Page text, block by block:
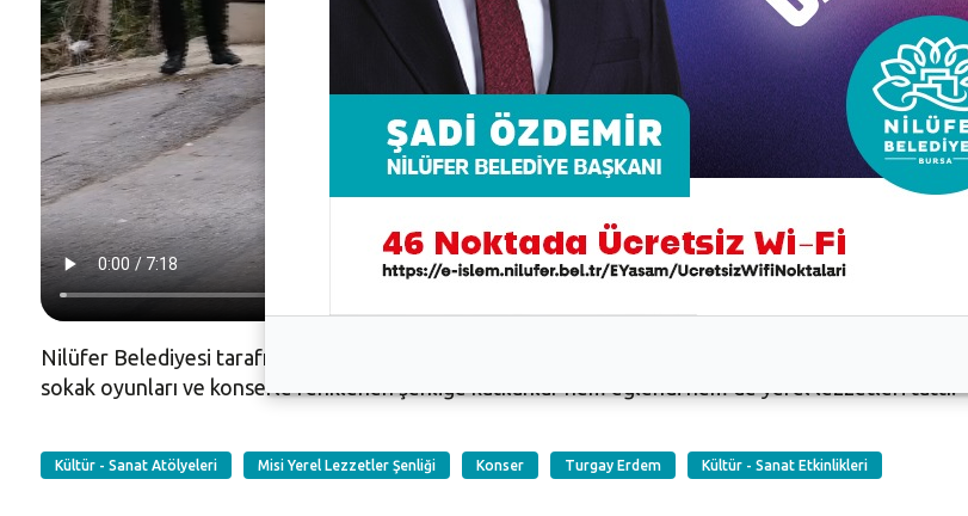
Nilüfer Belediyesi tarafından bu yıl 14. kez düzenlenen Misi Yerel Lezzetler Şenliği zengin
sokak oyunları ve konserle renklenen şenliğe katılanlar hem eğlendi hem de yerel lezzetleri tattı.
Kültür - Sanat Atölyeleri Misi Yerel Lezzetler Şenliği Konser Turgay Erdem Kültür - Sanat Etkinlikleri